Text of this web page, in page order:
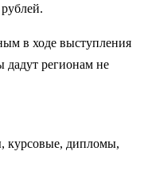
в ходе выступления
дадут регионам не
курсовые, дипломы,